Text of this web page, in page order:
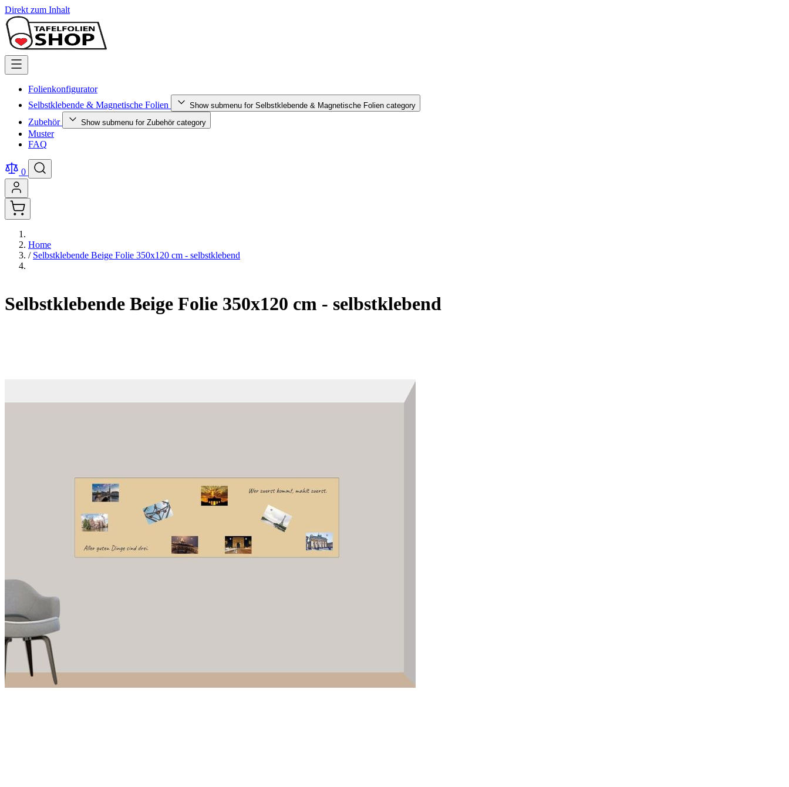
Direkt zum Inhalt
Folienkonfigurator
Selbstklebende & Magnetische Folien
Show submenu for Selbstklebende & Magnetische Folien category
Zubehör Show submenu for Zubehör category
Muster
FAQ
0
Home
/ Selbstklebende Beige Folie 350x120 cm - selbstklebend
Selbstklebende Beige Folie 350x120 cm - selbstklebend